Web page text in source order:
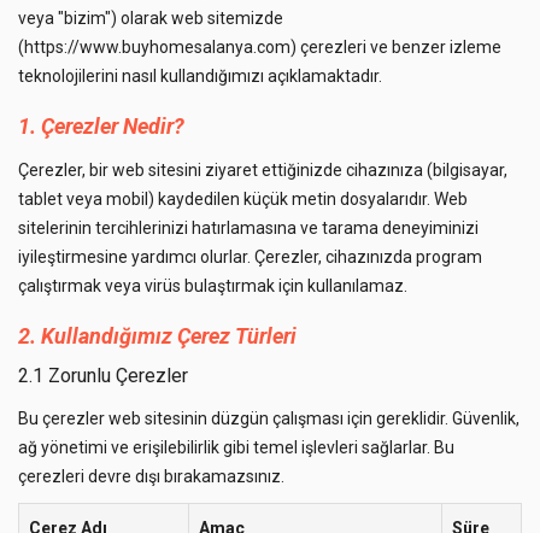
veya "bizim") olarak web sitemizde
(https://www.buyhomesalanya.com) çerezleri ve benzer izleme
teknolojilerini nasıl kullandığımızı açıklamaktadır.
1. Çerezler Nedir?
Çerezler, bir web sitesini ziyaret ettiğinizde cihazınıza (bilgisayar,
tablet veya mobil) kaydedilen küçük metin dosyalarıdır. Web
sitelerinin tercihlerinizi hatırlamasına ve tarama deneyiminizi
iyileştirmesine yardımcı olurlar. Çerezler, cihazınızda program
çalıştırmak veya virüs bulaştırmak için kullanılamaz.
2. Kullandığımız Çerez Türleri
2.1 Zorunlu Çerezler
Bu çerezler web sitesinin düzgün çalışması için gereklidir. Güvenlik,
ağ yönetimi ve erişilebilirlik gibi temel işlevleri sağlarlar. Bu
çerezleri devre dışı bırakamazsınız.
Çerez Adı Amaç Süre